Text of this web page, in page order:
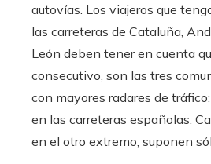
autovías. Los viajeros que
las carreteras de Cataluña,
León deben tener en cuenta
consecutivo, son las tres
con mayores radares de
en las carreteras españolas.
en el otro extremo, suponen